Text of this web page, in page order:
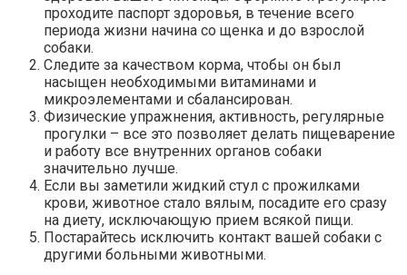
проходите паспорт здоровья, в течение всего
периода жизни начина со щенка и до взрослой
собаки.
Следите за качеством корма, чтобы он был
насыщен необходимыми витаминами и
микроэлементами и сбалансирован.
Физические упражнения, активность, регулярные
прогулки – все это позволяет делать пищеварение
и работу все внутренних органов собаки
значительно лучше.
Если вы заметили жидкий стул с прожилками
крови, животное стало вялым, посадите его сразу
на диету, исключающую прием всякой пищи.
Постарайтесь исключить контакт вашей собаки с
другими больными животными.